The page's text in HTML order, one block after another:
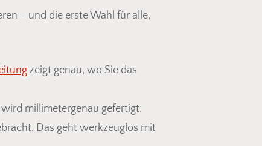
– und die erste Wahl für alle,
zeigt genau, wo Sie das
wird millimetergenau gefertigt.
Das geht werkzeuglos mit